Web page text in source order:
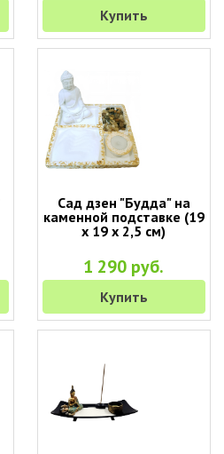
Купить
Сад дзен "Будда" на
каменной подставке (19
х 19 х 2,5 см)
1 290 руб.
Купить